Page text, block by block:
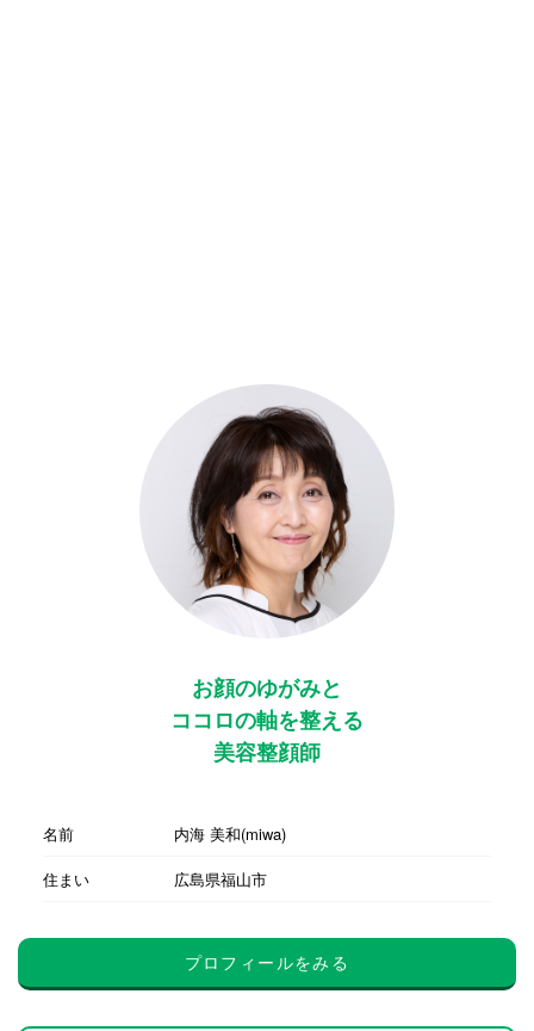
お顔のゆがみと
ココロの軸を整える
美容整顔師
名前
内海 美和(miwa)
住まい
広島県福山市
プロフィールをみる